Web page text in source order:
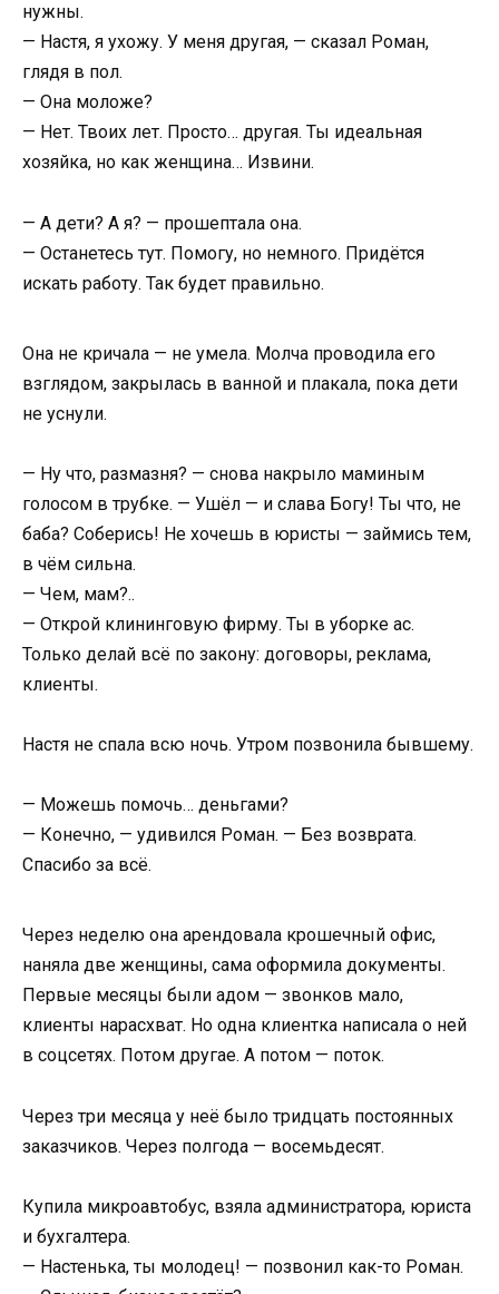
нужны.
— Настя, я ухожу. У меня другая, — сказал Роман,
глядя в пол.
— Она моложе?
— Нет. Твоих лет. Просто… другая. Ты идеальная
хозяйка, но как женщина… Извини.
— А дети? А я? — прошептала она.
— Останетесь тут. Помогу, но немного. Придётся
искать работу. Так будет правильно.
Она не кричала — не умела. Молча проводила его
взглядом, закрылась в ванной и плакала, пока дети
не уснули.
— Ну что, размазня? — снова накрыло маминым
голосом в трубке. — Ушёл — и слава Богу! Ты что, не
баба? Соберись! Не хочешь в юристы — займись тем,
в чём сильна.
— Чем, мам?..
— Открой клининговую фирму. Ты в уборке ас.
Только делай всё по закону: договоры, реклама,
клиенты.
Настя не спала всю ночь. Утром позвонила бывшему.
— Можешь помочь… деньгами?
— Конечно, — удивился Роман. — Без возврата.
Спасибо за всё.
Через неделю она арендовала крошечный офис,
наняла две женщины, сама оформила документы.
Первые месяцы были адом — звонков мало,
клиенты нарасхват. Но одна клиентка написала о ней
в соцсетях. Потом другае. А потом — поток.
Через три месяца у неё было тридцать постоянных
заказчиков. Через полгода — восемьдесят.
Купила микроавтобус, взяла администратора, юриста
и бухгалтера.
— Настенька, ты молодец! — позвонил как-то Роман.